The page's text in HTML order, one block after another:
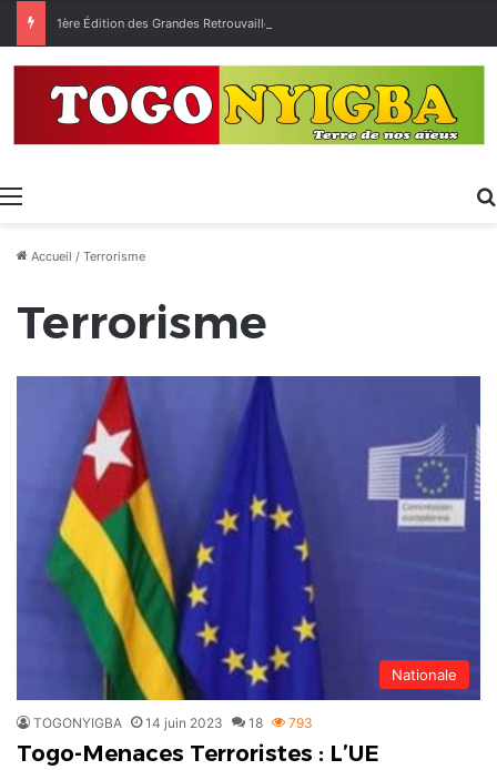
Menu
Accueil / Terrorisme
Terrorisme
Nationale
TOGONYIGBA 14 juin 2023 18 793
Togo-Menaces Terroristes : L’UE